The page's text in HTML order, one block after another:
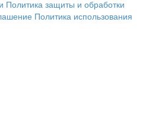
Политика защиты и обработки
Политика использования